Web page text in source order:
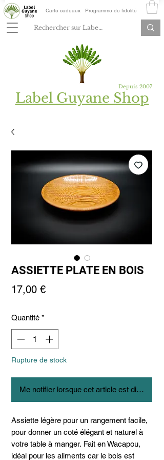
Carte cadeaux Programme de fidélité
Depuis 2007
Label Guyane Shop
ASSIETTE PLATE EN BOIS
17,00 €Prix
Quantité *
Rupture de stock
Me notifier lorsque cet article est disponible
Assiette légère pour un rangement facile,
pour donner un coté élégant et naturel à
votre table à manger. Fait en Wacapou,
idéal pour les aliments car le bois est